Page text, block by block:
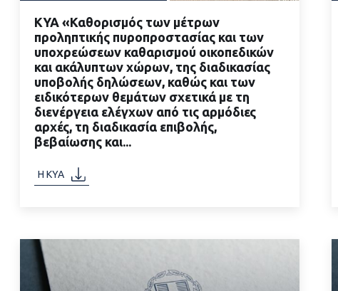
ΔΙΑΒΑΣΤΕ ΠΕΡΙΣΣΟΤΕΡΑ
ΚΥΑ «Καθορισμός των μέτρων
προληπτικής πυροπροστασίας και των
υποχρεώσεων καθαρισμού οικοπεδικών
και ακάλυπτων χώρων, της διαδικασίας
υποβολής δηλώσεων, καθώς και των
ειδικότερων θεμάτων σχετικά με τη
διενέργεια ελέγχων από τις αρμόδιες
αρχές, τη διαδικασία επιβολής,
βεβαίωσης και...
Η ΚΥΑ